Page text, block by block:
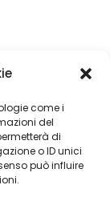
come i
del
di
o ID unici
può influire